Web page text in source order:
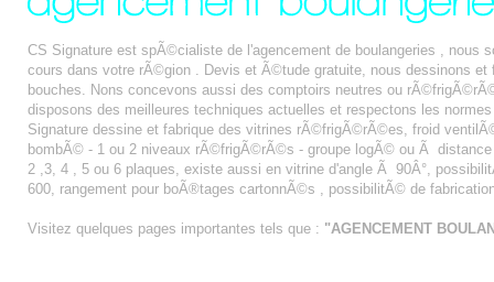
CS Signature est spÃ©cialiste de l'agencement de boulangeries ,
cours dans votre rÃ©gion . Devis et Ã©tude gratuite, nous dessinons
bouches. Nons concevons aussi des comptoirs neutres ou
disposons des meilleures techniques actuelles et respectons les
Signature dessine et fabrique des vitrines rÃ©frigÃ©rÃ©es, froid
bombÃ© - 1 ou 2 niveaux rÃ©frigÃ©rÃ©s - groupe logÃ© ou Ã
2 ,3, 4 , 5 ou 6 plaques, existe aussi en vitrine d'angle Ã 90Â°,
600, rangement pour boÃ®tages cartonnÃ©s , possibilitÃ© de
Visitez quelques pages importantes tels que : "AGENCEMENT